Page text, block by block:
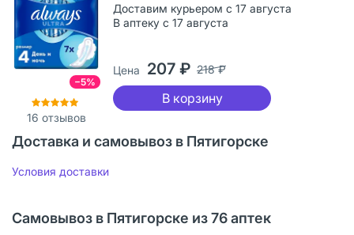
−5%
16 отзывов
Доставим курьером с 17 августа
В аптеку с 17 августа
Цена 207 ₽ 218 ₽
В корзину
Доставка и самовывоз в Пятигорске
Условия доставки
Самовывоз в Пятигорске из 76 аптек